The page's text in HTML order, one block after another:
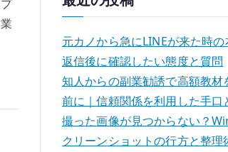
元カノから急にLINEが来た時の
返信後に確認したい態度と質問
知人からの副業勧誘で高額教材
前に｜信頼関係を利用した手口
撮った画像が見つからない？
クリーンショットの行方と整理